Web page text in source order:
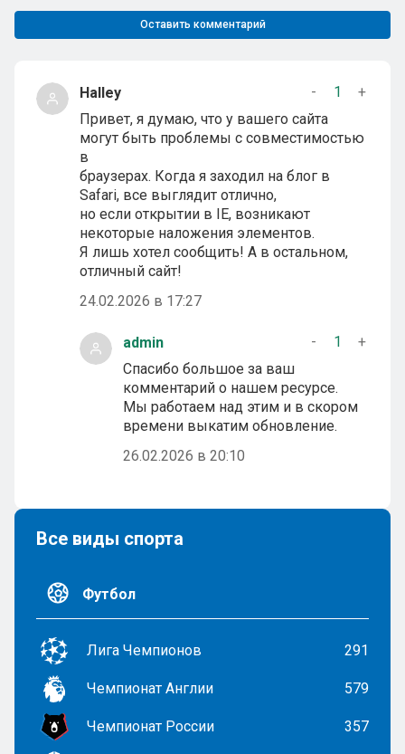
Оставить комментарий
Halley - 1
+
Привет, я думаю, что у вашего сайта
могут быть проблемы с совместимостью
в
браузерах. Когда я заходил на блог в
Safari, все выглядит отлично,
но если открытии в IE, возникают
некоторые наложения элементов.
Я лишь хотел сообщить! А в остальном,
отличный сайт!
24.02.2026 в 17:27
admin - 1
+
Спасибо большое за ваш
комментарий о нашем ресурсе.
Мы работаем над этим и в скором
времени выкатим обновление.
26.02.2026 в 20:10
Все виды спорта
Футбол
Лига Чемпионов 291
Чемпионат Англии 579
Чемпионат России 357